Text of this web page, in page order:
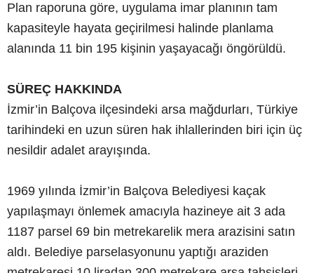
Plan raporuna göre, uygulama imar planının tam
kapasiteyle hayata geçirilmesi halinde planlama
alanında 11 bin 195 kişinin yaşayacağı öngörüldü.
SÜREÇ HAKKINDA
İzmir’in Balçova ilçesindeki arsa mağdurları, Türkiye
tarihindeki en uzun süren hak ihlallerinden biri için üç
nesildir adalet arayışında.
1969 yılında İzmir’in Balçova Belediyesi kaçak
yapılaşmayı önlemek amacıyla hazineye ait 3 ada
1187 parsel 69 bin metrekarelik mera arazisini satın
aldı. Belediye parselasyonunu yaptığı araziden